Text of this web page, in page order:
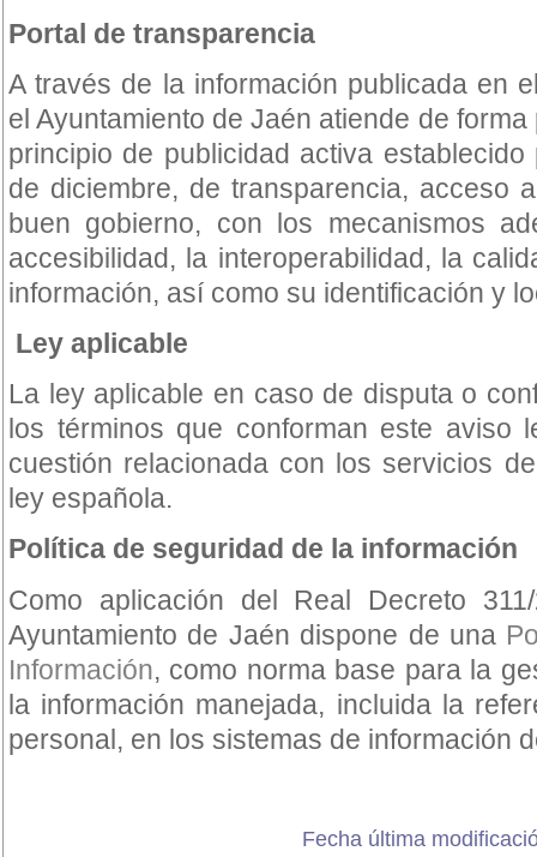
Portal de transparencia
A través de la información publicada en
el Ayuntamiento de Jaén atiende de
principio de publicidad activa
de diciembre, de transparencia, acceso
buen gobierno, con los mecanismos
accesibilidad, la interoperabilidad, la
información, así como su identificación y
Ley aplicable
La ley aplicable en caso de disputa o
los términos que conforman este aviso
cuestión relacionada con los servicios
ley española.
Política de seguridad de la información
Como aplicación del Real Decreto
Ayuntamiento de Jaén dispone de una
Información, como norma base para la
la información manejada, incluida la
personal, en los sistemas de información
Fecha última